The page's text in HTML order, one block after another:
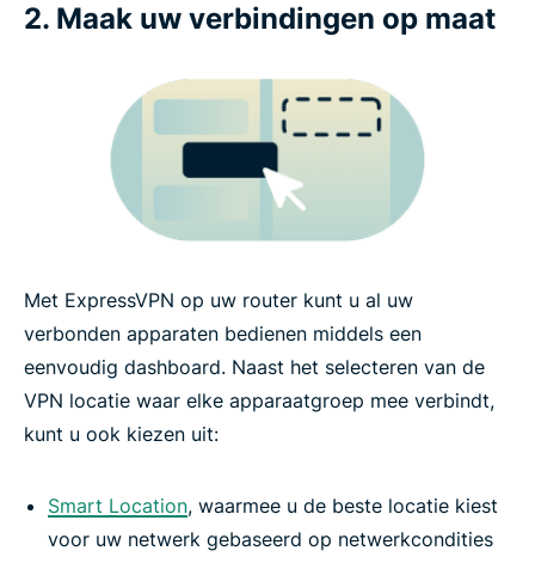
2. Maak uw verbindingen op maat
Met ExpressVPN op uw router kunt u al uw
verbonden apparaten bedienen middels een
eenvoudig dashboard. Naast het selecteren van de
VPN locatie waar elke apparaatgroep mee verbindt,
kunt u ook kiezen uit:
Smart Location, waarmee u de beste locatie kiest
voor uw netwerk gebaseerd op netwerkcondities